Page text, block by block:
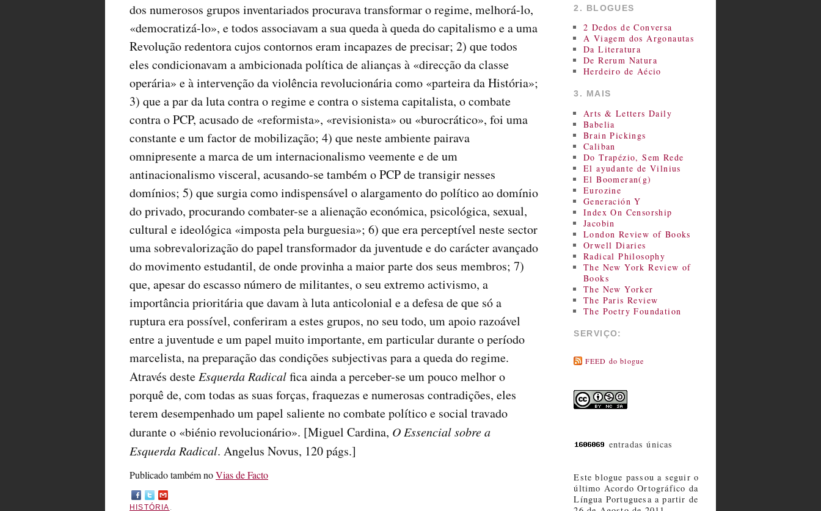
dos numerosos grupos inventariados procurava transformar o regime, melhorá-lo,
«democratizá-lo», e todos associavam a sua queda à queda do capitalismo e a uma
Revolução redentora cujos contornos eram incapazes de precisar; 2) que todos
eles condicionavam a ambicionada política de alianças à «direcção da classe
operária» e à intervenção da violência revolucionária como «parteira da História»;
3) que a par da luta contra o regime e contra o sistema capitalista, o combate
contra o PCP, acusado de «reformista», «revisionista» ou «burocrático», foi uma
constante e um factor de mobilização; 4) que neste ambiente pairava
omnipresente a marca de um internacionalismo veemente e de um
antinacionalismo visceral, acusando-se também o PCP de transigir nesses
domínios; 5) que surgia como indispensável o alargamento do político ao domínio
do privado, procurando combater-se a alienação económica, psicológica, sexual,
cultural e ideológica «imposta pela burguesia»; 6) que era perceptível neste sector
uma sobrevalorização do papel transformador da juventude e do carácter avançado
do movimento estudantil, de onde provinha a maior parte dos seus membros; 7)
que, apesar do escasso número de militantes, o seu extremo activismo, a
importância prioritária que davam à luta anticolonial e a defesa de que só a
ruptura era possível, conferiram a estes grupos, no seu todo, um apoio razoável
entre a juventude e um papel muito importante, em particular durante o período
marcelista, na preparação das condições subjectivas para a queda do regime.
Através deste Esquerda Radicalfica ainda a perceber-se um pouco melhor o
porquê de, com todas as suas forças, fraquezas e numerosas contradições, eles
terem desempenhado um papel saliente no combate político e social travado
durante o «biénio revolucionário». [Miguel Cardina, O Essencial sobre a
Esquerda Radical. Angelus Novus, 120 págs.]
Publicado também noVias de Facto
HISTÓRIA .
2. BLOGUES
2 Dedos de Conversa
A Viagem dos Argonautas
Da Literatura
De Rerum Natura
Herdeiro de Aécio
3. MAIS
Arts & Letters Daily
Babelia
Brain Pickings
Caliban
Do Trapézio, Sem Rede
El ayudante de Vilnius
El Boomeran(g)
Eurozine
Generación Y
Index On Censorship
Jacobin
London Review of Books
Orwell Diaries
Radical Philosophy
The New York Review of
Books
The New Yorker
The Paris Review
The Poetry Foundation
SERVIÇO:
FEED do blogue
entradas únicas
Este blogue passou a seguir o
último Acordo Ortográfico da
Língua Portuguesa a partir de